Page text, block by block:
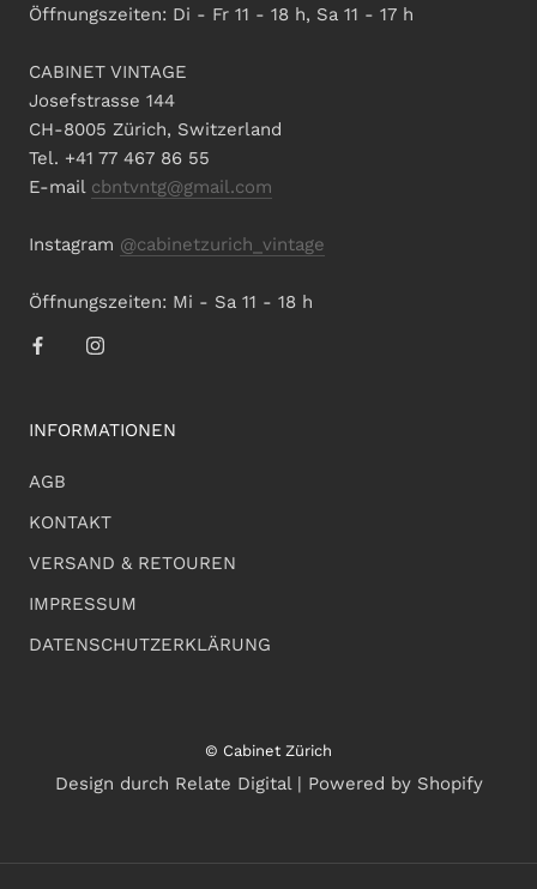
Öffnungszeiten: Di - Fr 11 - 18 h, Sa 11 - 17 h
CABINET VINTAGE
Josefstrasse 144
CH-8005 Zürich, Switzerland
Tel. +41 77 467 86 55
E-mail cbntvntg@gmail.com
Instagram @cabinetzurich_vintage
Öffnungszeiten: Mi - Sa 11 - 18 h
INFORMATIONEN
AGB
KONTAKT
VERSAND & RETOUREN
IMPRESSUM
DATENSCHUTZERKLÄRUNG
© Cabinet Zürich
Design durch Relate Digital | Powered by Shopify